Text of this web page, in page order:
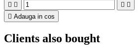
   
 Adauga in cos
Clients also bought